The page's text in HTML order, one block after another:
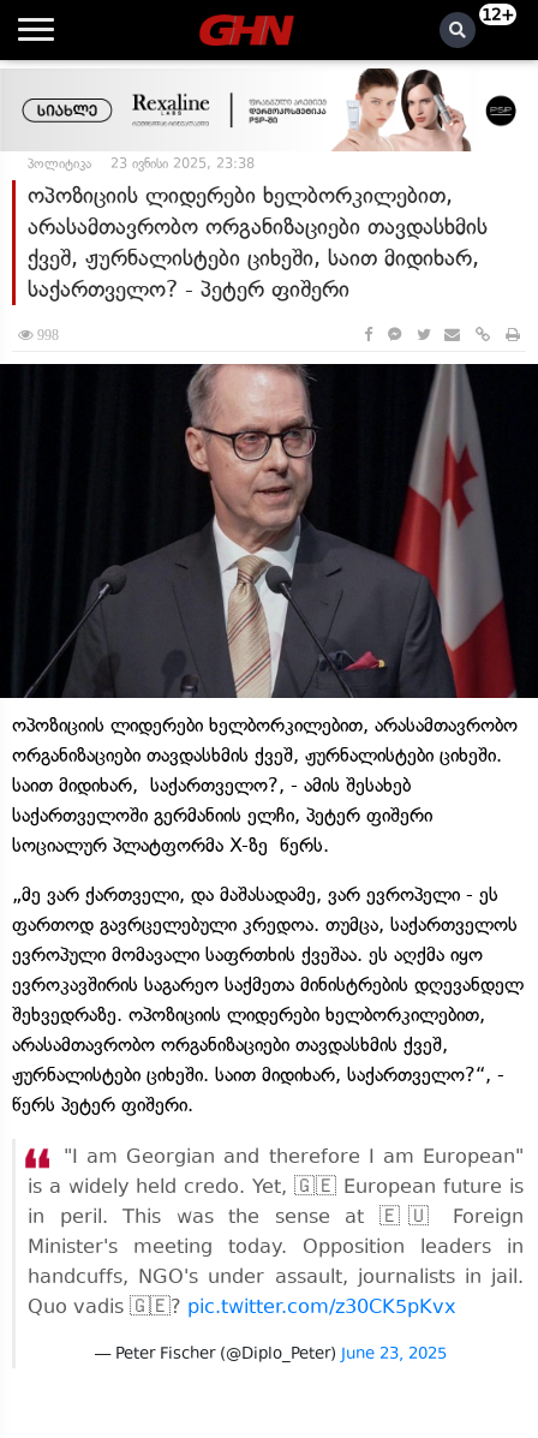
12+
პოლიტიკა 23 ივნისი 2025, 23:38
ოპოზიციის ლიდერები ხელბორკილებით,
არასამთავრობო ორგანიზაციები თავდასხმის
ქვეშ, ჟურნალისტები ციხეში, საით მიდიხარ,
საქართველო? - პეტერ ფიშერი
998
ოპოზიციის ლიდერები ხელბორკილებით, არასამთავრობო
ორგანიზაციები თავდასხმის ქვეშ, ჟურნალისტები ციხეში.
საით მიდიხარ, საქართველო?, - ამის შესახებ
საქართველოში გერმანიის ელჩი, პეტერ ფიშერი
სოციალურ პლატფორმა X-ზე წერს.
„მე ვარ ქართველი, და მაშასადამე, ვარ ევროპელი - ეს
ფართოდ გავრცელებული კრედოა. თუმცა, საქართველოს
ევროპული მომავალი საფრთხის ქვეშაა. ეს აღქმა იყო
ევროკავშირის საგარეო საქმეთა მინისტრების დღევანდელ
შეხვედრაზე. ოპოზიციის ლიდერები ხელბორკილებით,
არასამთავრობო ორგანიზაციები თავდასხმის ქვეშ,
ჟურნალისტები ციხეში. საით მიდიხარ, საქართველო?“, -
წერს პეტერ ფიშერი.
"I am Georgian and therefore I am European"
is a widely held credo. Yet, 🇬🇪 European future is
in peril. This was the sense at 🇪🇺 Foreign
Minister's meeting today. Opposition leaders in
handcuffs, NGO's under assault, journalists in jail.
Quo vadis 🇬🇪? pic.twitter.com/z30CK5pKvx
— Peter Fischer (@Diplo_Peter) June 23, 2025